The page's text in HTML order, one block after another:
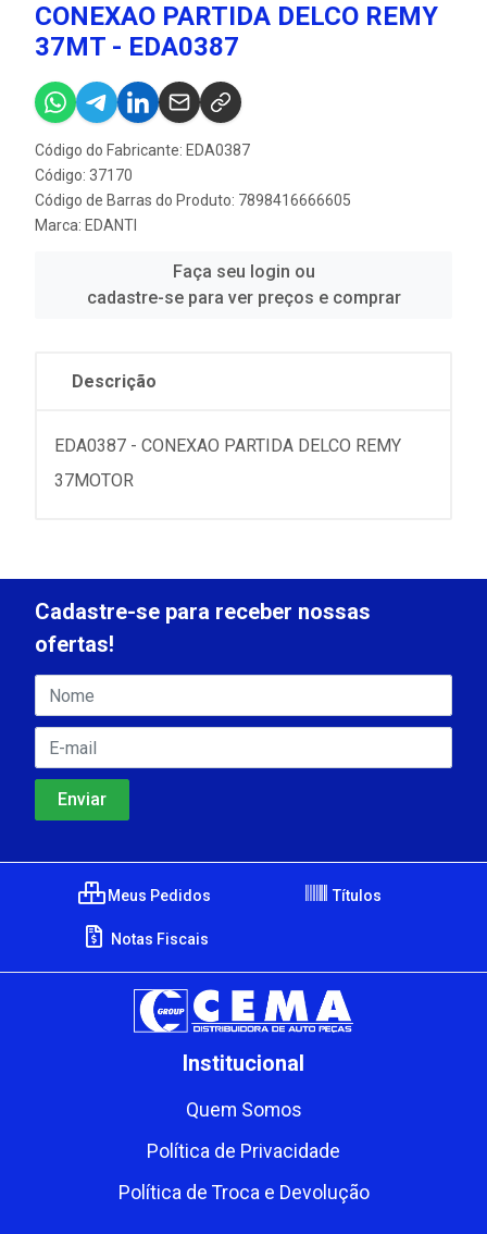
CONEXAO PARTIDA DELCO REMY
37MT - EDA0387
Código do Fabricante: EDA0387
Código: 37170
Código de Barras do Produto: 7898416666605
Marca: EDANTI
Faça seu login ou
cadastre-se para ver preços e comprar
Descrição
EDA0387 - CONEXAO PARTIDA DELCO REMY
37MOTOR
Cadastre-se para receber nossas
ofertas!
Meus Pedidos Títulos
Notas Fiscais
Institucional
Quem Somos
Política de Privacidade
Política de Troca e Devolução